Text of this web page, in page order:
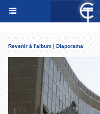
Revenir à l'album | Diaporama